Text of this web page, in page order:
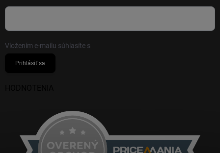
Vložením e-mailu súhlasíte s
Prihlásiť sa